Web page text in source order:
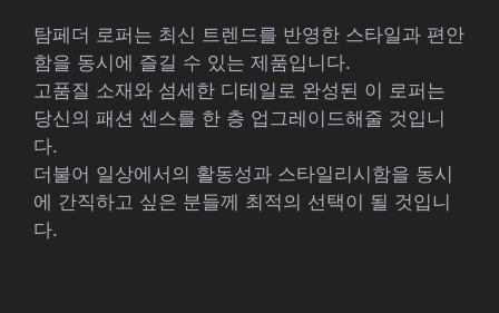
탐페더 로퍼는 최신 트렌드를 반영한 스타일과 편안
함을 동시에 즐길 수 있는 제품입니다.
고품질 소재와 섬세한 디테일로 완성된 이 로퍼는
당신의 패션 센스를 한 층 업그레이드해줄 것입니
다.
더불어 일상에서의 활동성과 스타일리시함을 동시
에 간직하고 싶은 분들께 최적의 선택이 될 것입니
다.